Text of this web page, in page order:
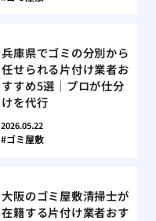
兵庫県でゴミの分別から
任せられる片付け業者お
すすめ5選｜プロが仕分
けを代行
2026.05.22
ゴミ屋敷
大阪のゴミ屋敷清掃士が
在籍する片付け業者おす